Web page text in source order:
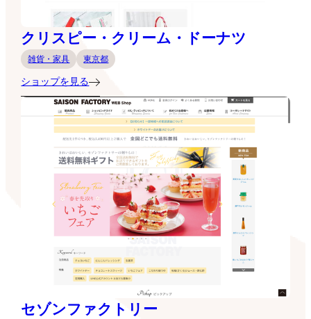
クリスピー・クリーム・ドーナツ
雑貨・家具 東京都
ショップを見る
セゾンファクトリー